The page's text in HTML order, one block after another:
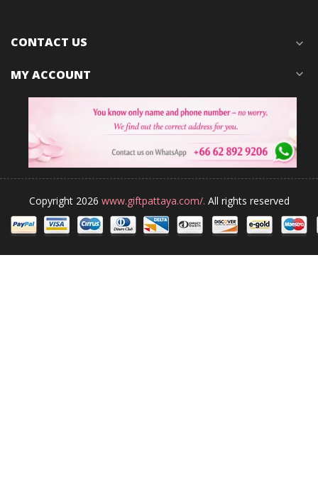
CONTACT US expand_more
MY ACCOUNT expand_more
Copyright 2026 www.giftpattaya.com/. All rights reserved